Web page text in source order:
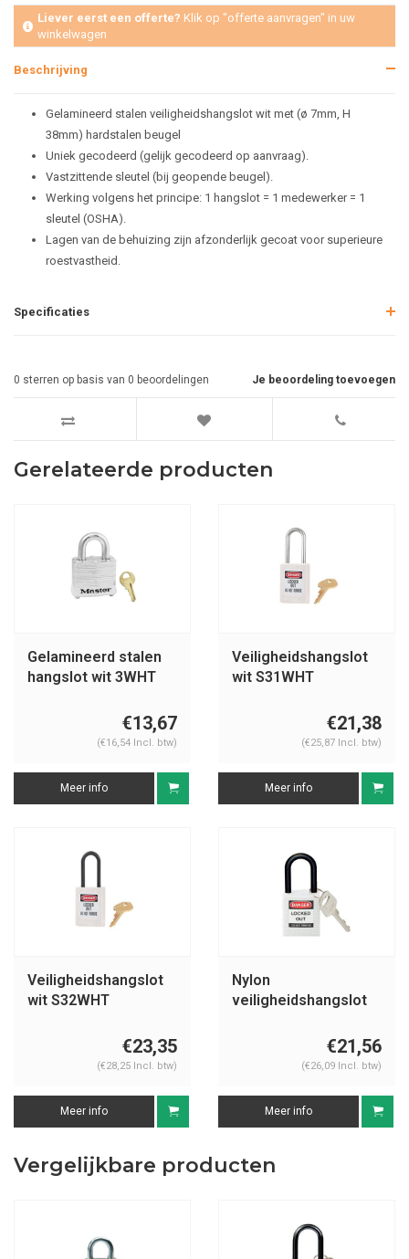
Liever eerst een offerte? Klik op "offerte aanvragen" in uw
winkelwagen
Beschrijving
Gelamineerd stalen veiligheidshangslot wit met (ø 7mm, H
38mm) hardstalen beugel
Uniek gecodeerd (gelijk gecodeerd op aanvraag).
Vastzittende sleutel (bij geopende beugel).
Werking volgens het principe: 1 hangslot = 1 medewerker = 1
sleutel (OSHA).
Lagen van de behuizing zijn afzonderlijk gecoat voor superieure
roestvastheid.
Specificaties
Je beoordeling toevoegen
0 sterren op basis van 0 beoordelingen
Gerelateerde producten
Gelamineerd stalen
hangslot wit 3WHT
€13,67
(€16,54 Incl. btw)
Meer info
Veiligheidshangslot
wit S31WHT
€21,38
(€25,87 Incl. btw)
Meer info
Veiligheidshangslot
wit S32WHT
€23,35
(€28,25 Incl. btw)
Meer info
Nylon
veiligheidshangslot
€21,56
(€26,09 Incl. btw)
Meer info
Vergelijkbare producten